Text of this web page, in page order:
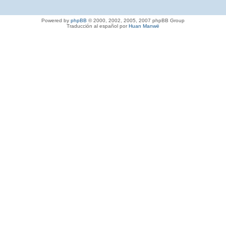
Powered by phpBB © 2000, 2002, 2005, 2007 phpBB Group
Traducción al español porHuan Manwë